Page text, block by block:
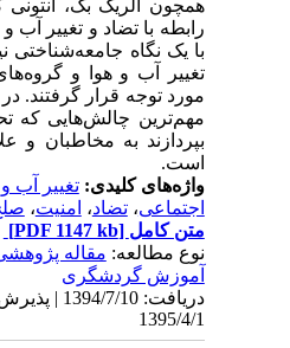
همچون الریک بک، آنتونی
رابطه با تضاد و تغییر
با یک نگاه جامعه‌شناختی
تغییر آب و هوا و
مورد توجه قرار گرفتند. در
مهم‌ترین چالش‌هایی که
بپردازند به مخاطبان و
است.
واژه‌های کلیدی:تغییر آب و
اجتماعی،تضاد،امنیت،صلح
متن کامل[PDF 1147 kb]
نوع مطالعه:مقاله پژوهشی
آموزش گردشگری
1395/4/1